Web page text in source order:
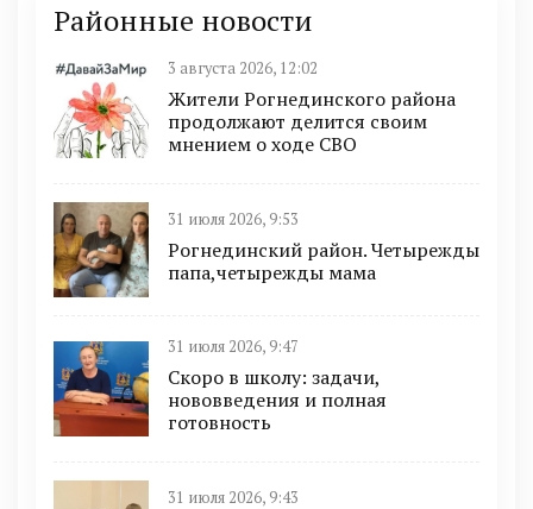
Районные новости
3 августа 2026, 12:02
Жители Рогнединского района
продолжают делится своим
мнением о ходе СВО
31 июля 2026, 9:53
Рогнединский район. Четырежды
папа,четырежды мама
31 июля 2026, 9:47
Скоро в школу: задачи,
нововведения и полная
готовность
31 июля 2026, 9:43